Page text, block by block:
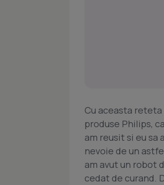
Cu aceasta
produse Philips,
am reusit si eu sa
nevoie de un
am avut un robot
cedat de curand.